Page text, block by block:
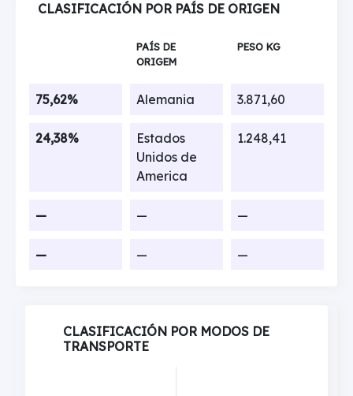
CLASIFICACIÓN POR PAÍS DE ORIGEN
PAÍS DE
ORIGEM
PESO KG
75,62% Alemania 3.871,60
24,38%
Estados
Unidos de
America
1.248,41
— — —
— — —
CLASIFICACIÓN POR MODOS DE
TRANSPORTE